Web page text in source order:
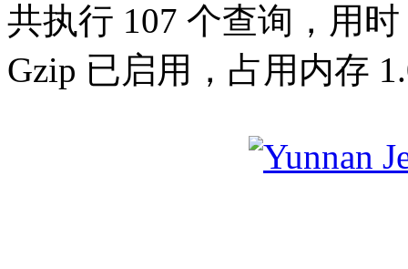
共执行 107 个查询，用
Gzip 已启用，占用内存